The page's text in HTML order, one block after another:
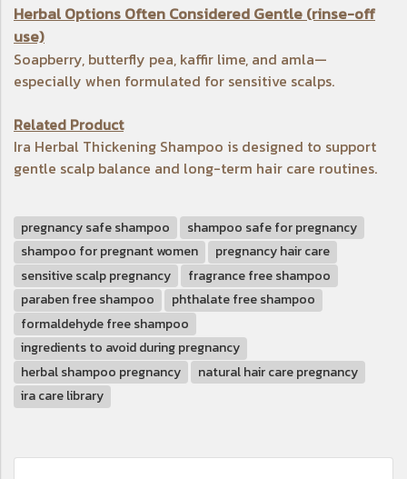
Herbal Options Often Considered Gentle (rinse-off
use)
Soapberry, butterfly pea, kaffir lime, and amla—
especially when formulated for sensitive scalps.
Related Product
Ira Herbal Thickening Shampoo is designed to support
gentle scalp balance and long-term hair care routines.
pregnancy safe shampoo
shampoo safe for pregnancy
shampoo for pregnant women
pregnancy hair care
sensitive scalp pregnancy
fragrance free shampoo
paraben free shampoo
phthalate free shampoo
formaldehyde free shampoo
ingredients to avoid during pregnancy
herbal shampoo pregnancy
natural hair care pregnancy
ira care library